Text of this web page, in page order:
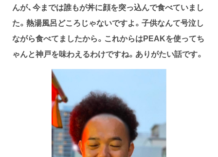
んが、今までは誰もが丼に顔を突っ込んで食べていまし
た。熱湯風呂どころじゃないですよ。子供なんて号泣し
ながら食べてましたから。これからはPEAKを使ってち
ゃんと神戸を味わえるわけですね。ありがたい話です。